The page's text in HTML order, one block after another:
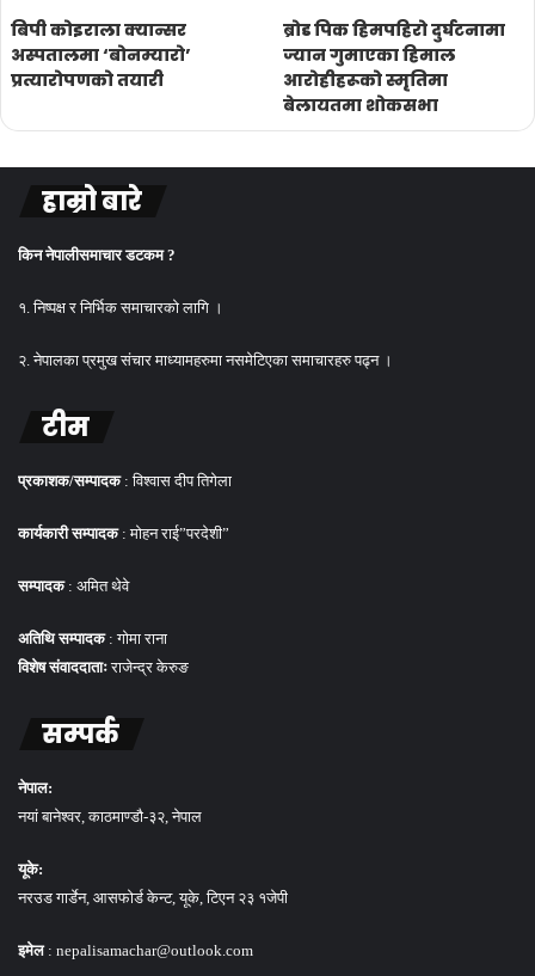
बिपी कोइराला क्यान्सर
अस्पतालमा ‘बोनम्यारो’
प्रत्यारोपणको तयारी
ब्रोड पिक हिमपहिरो दुर्घटनामा
ज्यान गुमाएका हिमाल
आरोहीहरूको स्मृतिमा
बेलायतमा शोकसभा
हाम्रो बारे
किन नेपालीसमाचार डटकम ?
१. निष्पक्ष र निर्भिक समाचारको लागि ।
२. नेपालका प्रमुख संचार माध्यामहरुमा नसमेटिएका समाचारहरु पढ्न ।
टीम
प्रकाशक/सम्पादक : विश्वास दीप तिगेला
कार्यकारी सम्पादक: मोहन राई”परदेशी”
सम्पादक: अमित थेवे
अतिथि सम्पादक: गोमा राना
विशेष संवाददाताःराजेन्द्र केरुङ
सम्पर्क
नेपाल:
नयां बानेश्वर, काठमाण्डौ-३२, नेपाल
यूके:
नरउड गार्डेन, आसफोर्ड केन्ट, यूके, टिएन २३ १जेपी
इमेल: nepalisamachar@outlook.com